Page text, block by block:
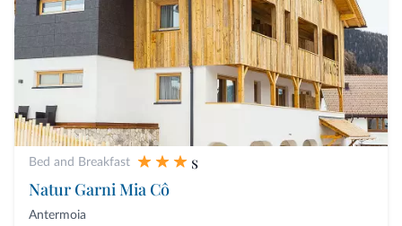
Bed and Breakfast
s
Natur Garni Mia Cô
Antermoia